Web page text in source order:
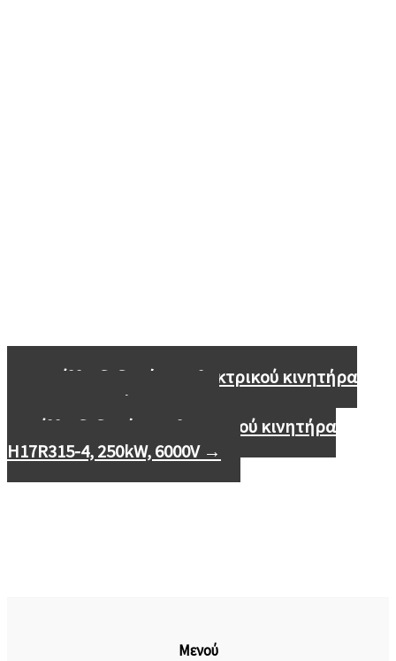
Φύλλο δεδομένων ηλεκτρικού κινητήρα
H17R315-4, 200kW, 6000V
Φύλλο δεδομένων ηλεκτρικού κινητήρα
H17R315-4, 250kW, 6000V →
Μενού